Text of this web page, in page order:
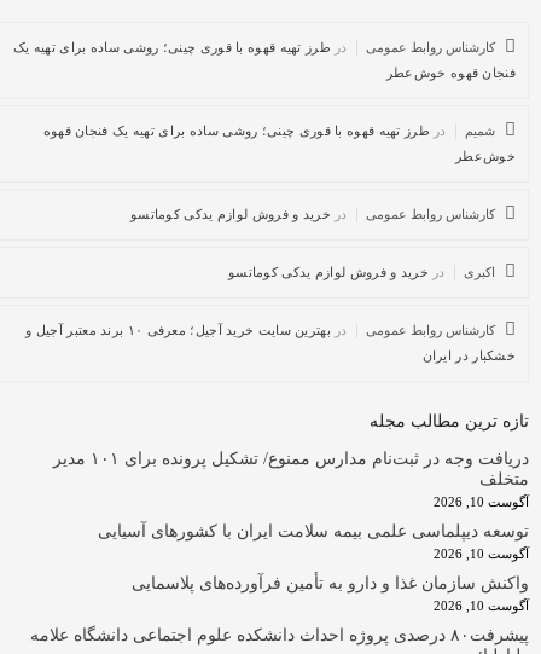
کارشناس روابط عمومی در
طرز تهیه قهوه با قوری چینی؛ روشی ساده برای تهیه یک
فنجان قهوه خوش‌عطر
شمیم در
طرز تهیه قهوه با قوری چینی؛ روشی ساده برای تهیه یک فنجان قهوه
خوش‌عطر
کارشناس روابط عمومی در خرید و فروش لوازم یدکی کوماتسو
اکبری در خرید و فروش لوازم یدکی کوماتسو
کارشناس روابط عمومی در
بهترین سایت خرید آجیل؛ معرفی ۱۰ برند معتبر آجیل و
خشکبار در ایران
ترین مطالب مجله
دریافت وجه در ثبت‌نام مدارس ممنوع/ تشکیل پرونده برای ۱۰۱ مدیر
10, 2026
دیپلماسی علمی بیمه سلامت ایران با کشورهای آسیایی
10, 2026
سازمان غذا و دارو به تأمین فرآورده‌های پلاسمایی
10, 2026
پیشرفت۸۰ درصدی پروژه احداث دانشکده علوم اجتماعی دانشگاه علامه